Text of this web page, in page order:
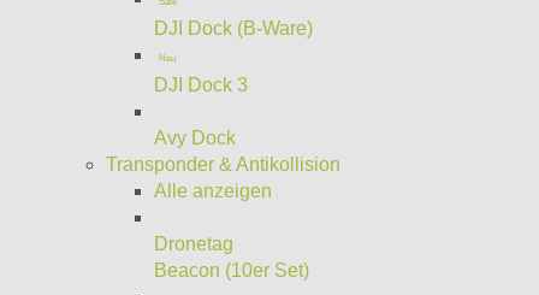
Sale
DJI Dock (B-Ware)
Neu
DJI Dock 3
Avy Dock
Transponder & Antikollision
Alle anzeigen
Dronetag
Beacon (10er Set)